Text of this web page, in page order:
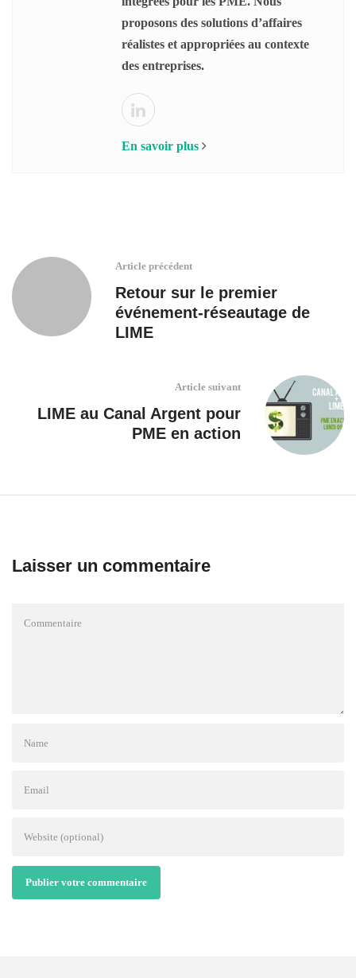
proposons des solutions d’affaires
réalistes et appropriées au contexte
des entreprises.
En savoir plus
Article précédent
Retour sur le premier
événement-réseautage de
LIME
Article suivant
LIME au Canal Argent pour
PME en action
Laisser un commentaire
Publier votre commentaire